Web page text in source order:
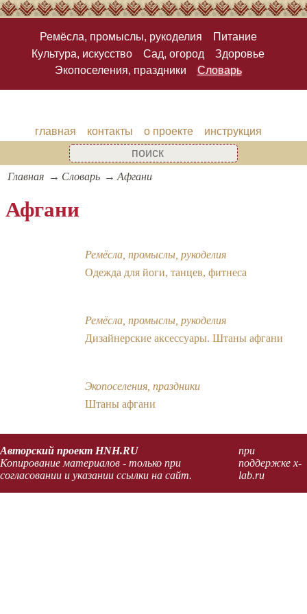
Ремёсла, промыслы, рукоделия
Питание
Культура, искусство
Сад, огород
Здоровье
Экопоселения, праздники
Словарь
главная контакты о проекте инструкция
Главная Словарь Афгани
Афгани
Ремёсла, промыслы, рукоделия
Одежда для йоги, танцев, фитнеса
Ремёсла, промыслы, рукоделия
Дизайнерские аксессуары. Штаны афгани
Экопоселения, праздники
Штаны афгани
Авторский проект HNH.RU
Копирование материалов - только при
согласовании и указании ссылки на сайт.
при
поддержке x-
lab.ru